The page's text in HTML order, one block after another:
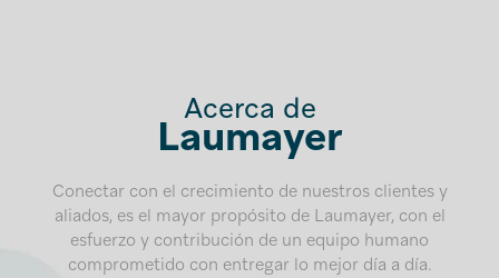
Acerca de
Laumayer
Conectar con el crecimiento de nuestros clientes y
aliados, es el mayor propósito de Laumayer, con el
esfuerzo y contribución de un equipo humano
comprometido con entregar lo mejor día a día.